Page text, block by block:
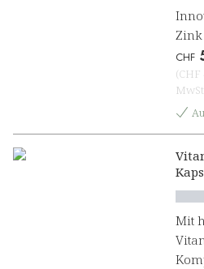
CHF
(CHF
MwSt
Mit